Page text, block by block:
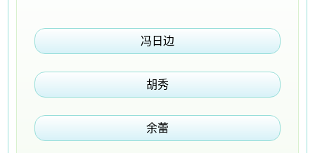
冯日边
胡秀
余蕾